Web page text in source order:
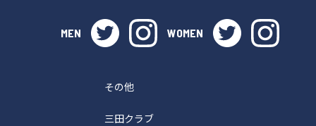
MEN twitter instagram
WOMEN twitter
その他
三田クラブ